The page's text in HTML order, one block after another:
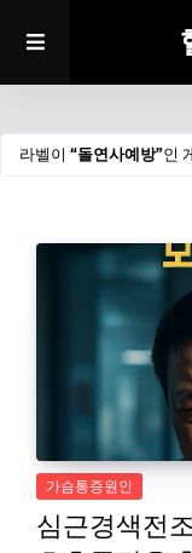
라벨이 돌연사예방 인
가슴통증원인
심근경색전